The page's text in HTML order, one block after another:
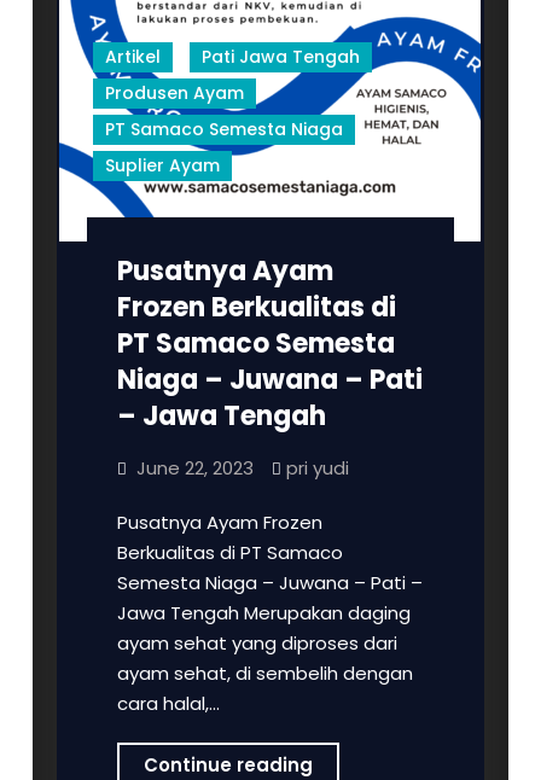
Artikel
Pati Jawa Tengah
Produsen Ayam
PT Samaco Semesta Niaga
Suplier Ayam
Pusatnya Ayam
Frozen Berkualitas di
PT Samaco Semesta
Niaga – Juwana – Pati
– Jawa Tengah
June 22, 2023 pri yudi
Pusatnya Ayam Frozen
Berkualitas di PT Samaco
Semesta Niaga – Juwana – Pati –
Jawa Tengah Merupakan daging
ayam sehat yang diproses dari
ayam sehat, di sembelih dengan
cara halal,…
Continue readingPusatnya